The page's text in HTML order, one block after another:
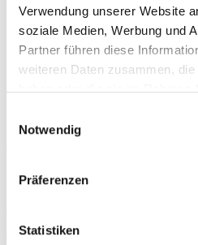
Verwendung unserer Website
soziale Medien, Werbung und
Partner führen diese
weiteren Daten zusammen,
haben oder die sie im Rahmen
Notwendig
Präferenzen
Statistiken
in Ihre Kreise aufnehmen,
Ihr Profil und desto mehr
Suchmaschine Google.
Plus aktiv sind, sollten
den Plus1-Schalter
folgenden Link welche
Plus zur
/SEO mit Google+